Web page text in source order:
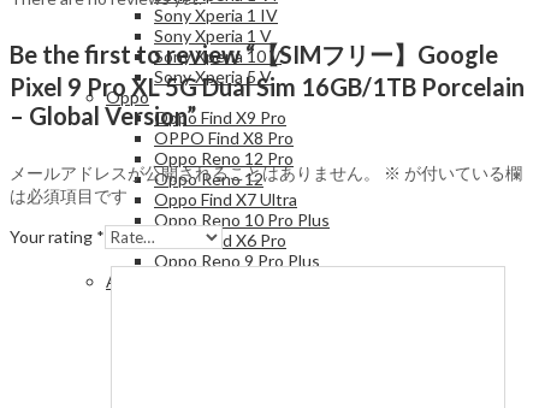
Sony Xperia 1 IV
Sony Xperia 1 V
Sony Xperia 10 V
Sony Xperia 5 V
Oppo
Oppo Find X9 Pro
OPPO Find X8 Pro
Oppo Reno 12 Pro
Oppo Reno 12
Oppo Find X7 Ultra
Oppo Reno 10 Pro Plus
Oppo Find X6 Pro
Oppo Reno 9 Pro Plus
Asus
Be the first to review “【SIMフリー】Google
Pixel 9 Pro XL 5G Dual Sim 16GB/1TB Porcelain
– Global Version”
メールアドレスが公開されることはありません。 ※ が付いている欄
は必須項目です
Your rating *